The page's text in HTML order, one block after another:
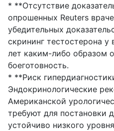
* **Отсутствие
опрошенных Reuters
убедительных
скрининг тестостерона
лет каким-либо образом
боеготовность.
* **Риск
Эндокринологические
Американской
требуют для постановки
устойчиво низкого